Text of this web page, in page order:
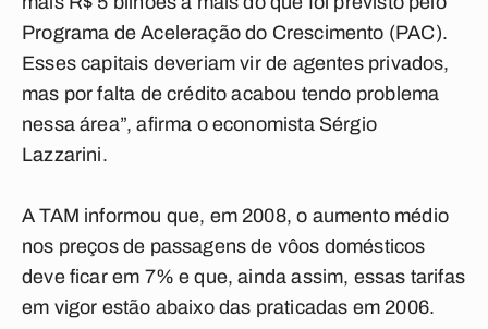
Programa de Aceleração do Crescimento (PAC).
Esses capitais deveriam vir de agentes privados,
mas por falta de crédito acabou tendo problema
nessa área”, afirma o economista Sérgio
Lazzarini.
A TAM informou que, em 2008, o aumento médio
nos preços de passagens de vôos domésticos
deve ficar em 7% e que, ainda assim, essas tarifas
em vigor estão abaixo das praticadas em 2006.